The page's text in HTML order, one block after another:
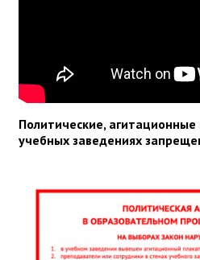
Политические,
учебных заведениях